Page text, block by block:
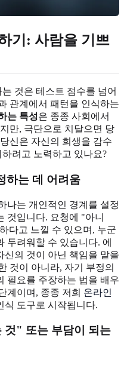
기: 사람을 기쁘
것은 테스트 점수를 넘어
관계에서 패턴을 인식하는
는 특성은 종종 사회에서
만, 극단으로 치달으면 당
신은 자신의 희생을 감수
려고 노력하고 있나요?
하는 데 어려움
나는 개인적인 경계를 설정
것입니다. 요청에 "아니
다고 느낄 수 있으며, 누군
두려워할 수 있습니다. 에
신의 것이 아닌 책임을 맡을
것이 아니라, 자기 부정의
필요를 주장하는 법을 배우
계이며, 종종 저희 온라인
식 도구로 시작됩니다.
것" 또는 부담이 되는